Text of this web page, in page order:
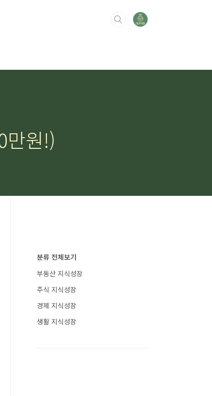
만원!)
분류 전체보기
부동산 지식성장
주식 지식성장
경제 지식성장
생활 지식성장